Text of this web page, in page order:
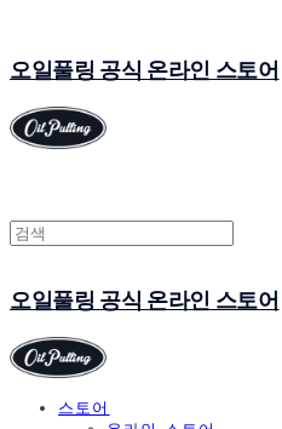
오일풀링 공식 온라인 스토어
오일풀링 공식 온라인 스토어
스토어